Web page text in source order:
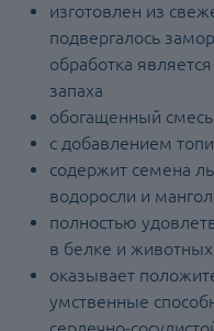
изготовлен из
подвергалось
обработка
запаха
обогащенный
с добавлением
содержит семена
водоросли и
полностью
в белке и
оказывает
умственные